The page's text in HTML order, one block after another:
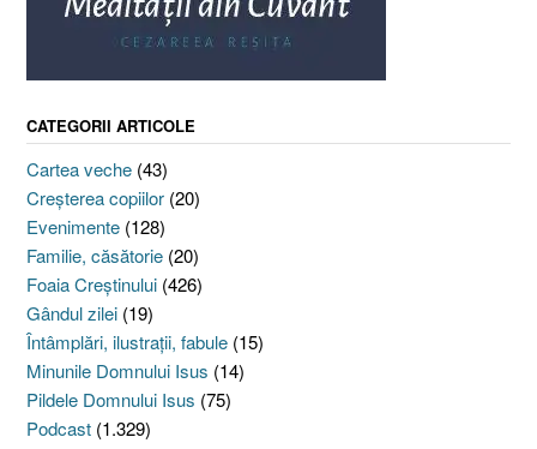
CATEGORII ARTICOLE
Cartea veche (43)
Creşterea copiilor (20)
Evenimente (128)
Familie, căsătorie (20)
Foaia Creştinului (426)
Gândul zilei (19)
Întâmplări, ilustraţii, fabule (15)
Minunile Domnului Isus (14)
Pildele Domnului Isus (75)
Podcast (1.329)